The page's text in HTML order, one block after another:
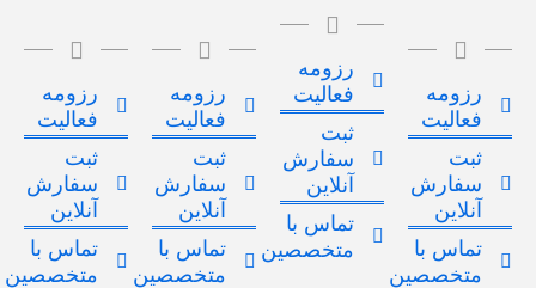
رزومه
فعالیت
ثبت
سفارش
آنلاین
تماس با
متخصصین
رزومه
فعالیت
ثبت
سفارش
آنلاین
تماس با
متخصصین
رزومه
فعالیت
ثبت
سفارش
آنلاین
تماس با
متخصصین
رزومه
فعالیت
ثبت
سفارش
آنلاین
تماس با
متخصصین